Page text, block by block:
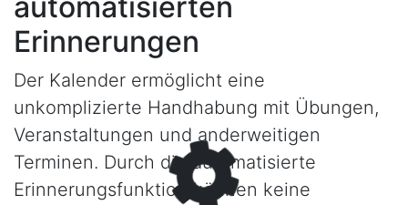
Erinnerungen
Der Kalender ermöglicht eine
unkomplizierte Handhabung mit Übungen,
Veranstaltungen und anderweitigen
Terminen. Durch die automatisierte
Erinnerungsfunktion können keine